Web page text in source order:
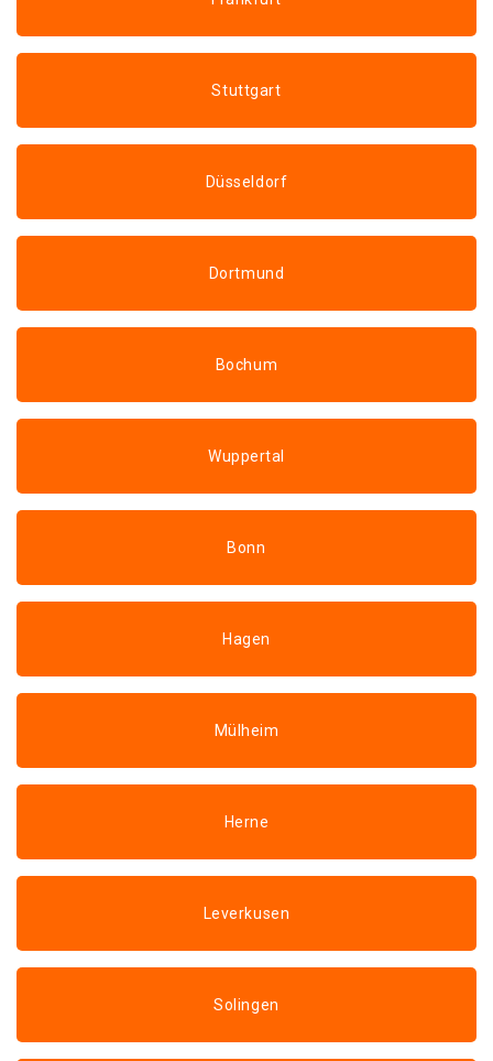
Stuttgart
Düsseldorf
Dortmund
Bochum
Wuppertal
Bonn
Hagen
Mülheim
Herne
Leverkusen
Solingen